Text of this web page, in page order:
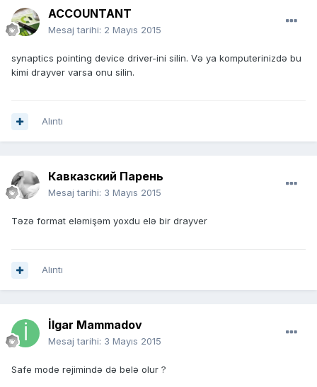
ACCOUNTANT
Mesaj tarihi: 2 Mayıs 2015
synaptics pointing device driver-ini silin. Və ya komputerinizdə bu
kimi drayver varsa onu silin.
Alıntı
Кавказский Парень
Mesaj tarihi: 3 Mayıs 2015
Təzə format eləmişəm yoxdu elə bir drayver
Alıntı
İlgar Mammadov
Mesaj tarihi: 3 Mayıs 2015
Safe mode rejimində də belə olur ?